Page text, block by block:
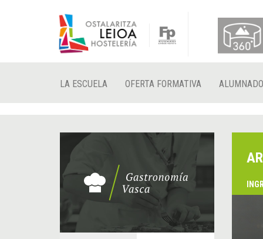
LA ESCUELA OFERTA FORMATIVA ALUMNADO